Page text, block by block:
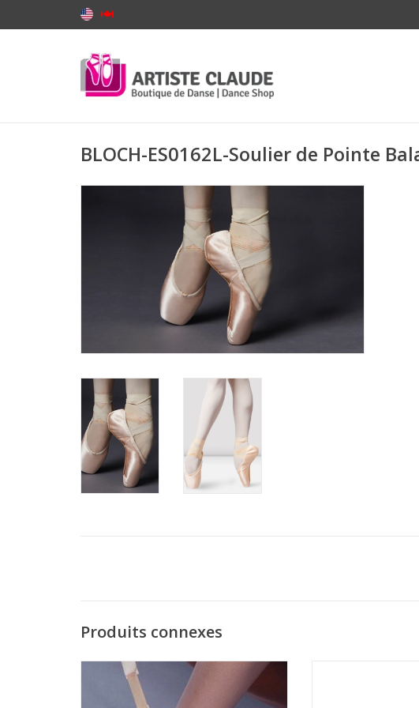
BLOCH-ES0162L-Soulier de Pointe
Produits connexes
Capezio BH310LPP-Flexers Ribbons-LPR
AJOUTER AU PANIER